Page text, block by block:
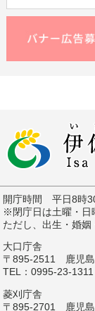
開庁時間 平日8時
※閉庁日は土曜・日
ただし、出生・婚姻
大口庁舎
〒895-2511 鹿児島
TEL：0995-23-
菱刈庁舎
〒895-2701 鹿児島